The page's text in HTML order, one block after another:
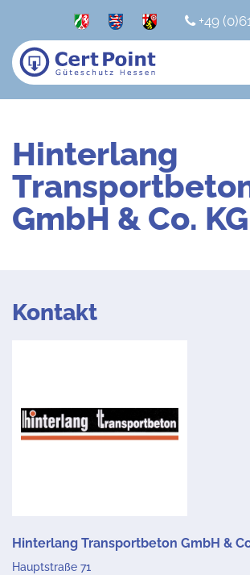
+49
Hinterlang
GmbH & Co. KG
Kontakt
Hinterlang Transportbeton GmbH &
Hauptstraße 71